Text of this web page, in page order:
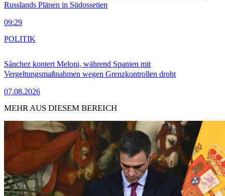
Russlands Plänen in Südossetien
09:29
Sánchez kontert Meloni, während Spanien mit
Vergeltungsmaßnahmen wegen Grenzkontrollen droht
07.08.2026
POLITIK
MEHR AUS DIESEM BEREICH